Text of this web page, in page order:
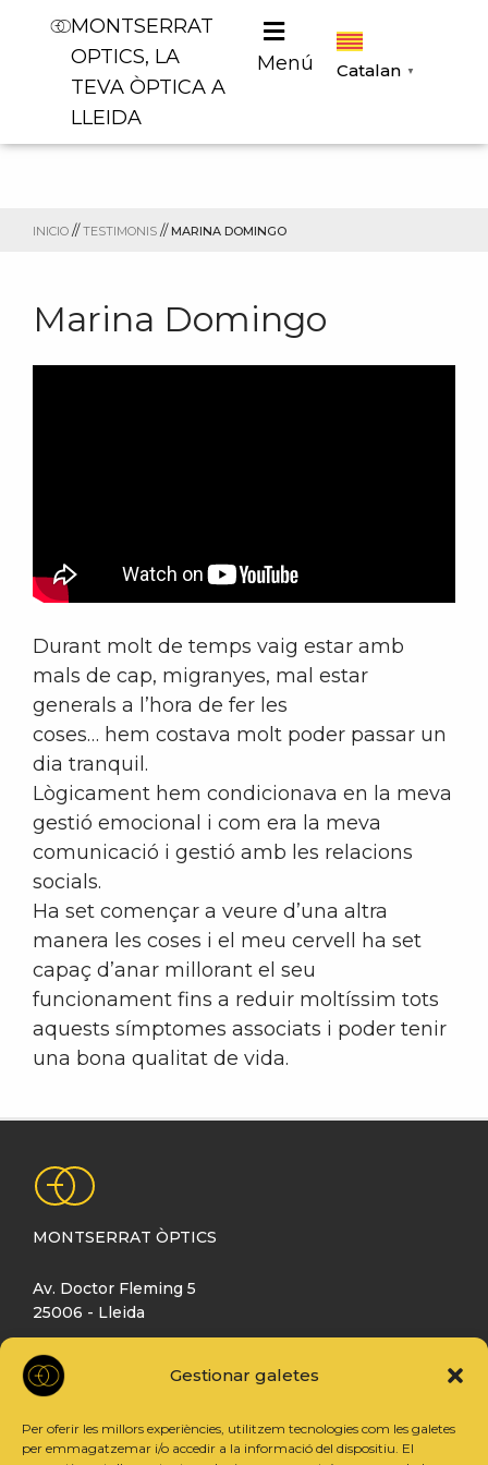
Gestionar galetes
Per oferir les millors experiències, utilitzem tecnologies com les galetes
per emmagatzemar i/o accedir a la informació del dispositiu. El
MONTSERRAT
OPTICS, LA
TEVA ÒPTICA A
LLEIDA
Menú Catalan ▼
INICIO //TESTIMONIS //MARINA DOMINGO
Marina Domingo
Durant molt de temps vaig estar amb
mals de cap, migranyes, mal estar
generals a l’hora de fer les
coses… hem costava molt poder passar un
dia tranquil.
Lògicament hem condicionava en la meva
gestió emocional i com era la meva
comunicació i gestió amb les relacions
socials.
Ha set començar a veure d’una altra
manera les coses i el meu cervell ha set
capaç d’anar millorant el seu
funcionament fins a reduir moltíssim tots
aquests símptomes associats i poder tenir
una bona qualitat de vida.
MONTSERRAT ÒPTICS
Av. Doctor Fleming 5
25006 - Lleida